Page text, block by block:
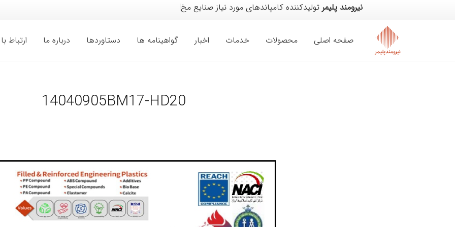
نیرومند پلیمر تولیدکننده کامپاندهای مورد نیاز صنایع مختلف خود
صفحه اصلی محصولات خدمات اخبار گواهینامه ها دستاوردها درباره ما ارتباط
14040905BM17-HD20